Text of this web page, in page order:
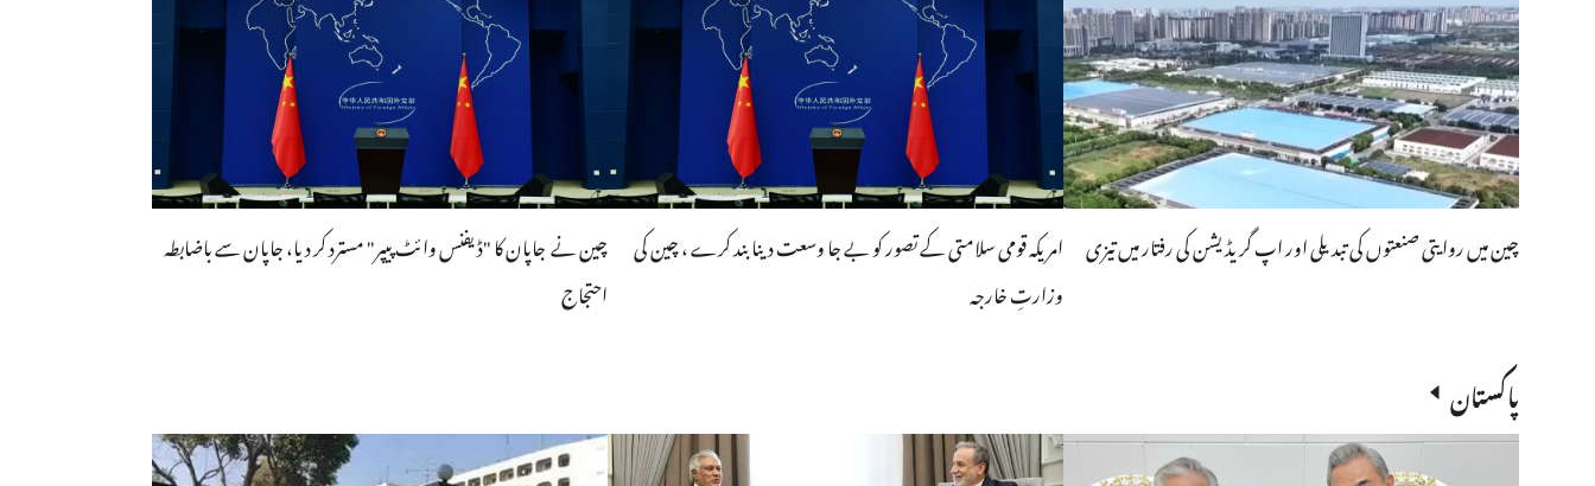
چین میں روایتی صنعتوں کی تبدیلی اور اپ گریڈیشن کی رفتار میں تیزی امریکہ قومی سلامتی کے تصور کو بے جا وسعت دینا بند کرے ، چین کی
وزارتِ خارجہ
چین نے جاپان کا "ڈیفنس وائٹ پیپر" مسترد کر دیا، جاپان سے باضابطہ
احتجاج
پاکستان